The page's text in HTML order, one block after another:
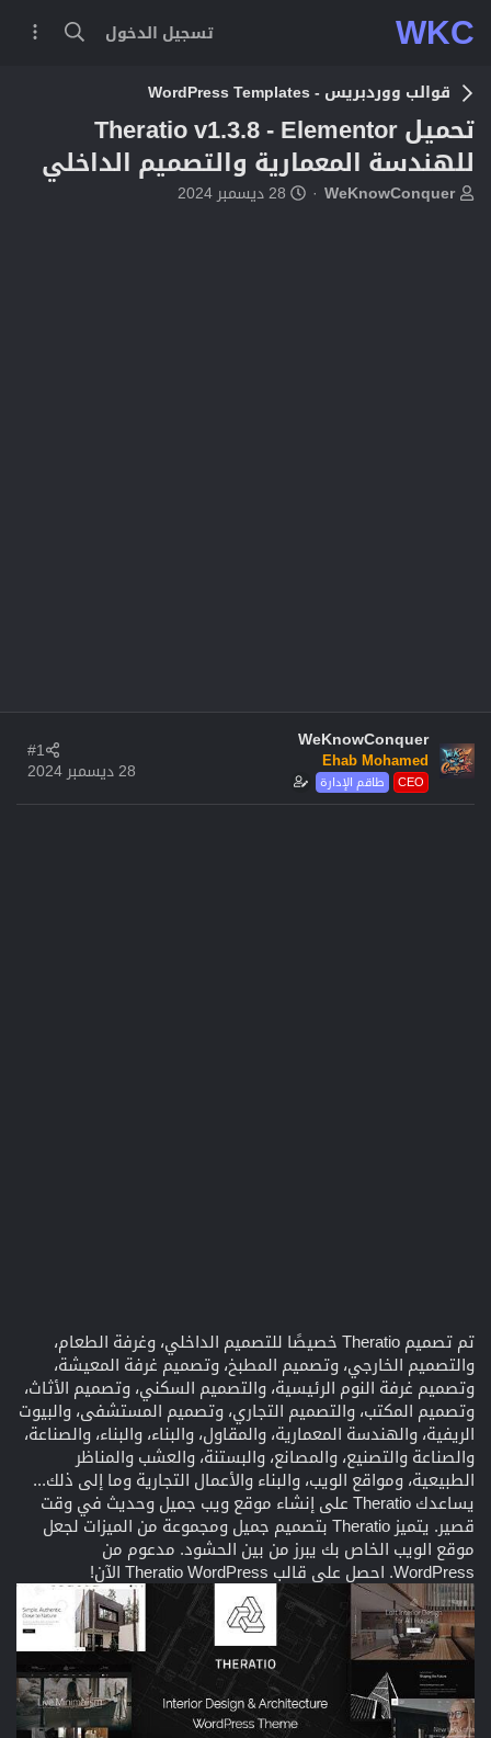
WKC تسجيل الدخول
قوالب ووردبريس - WordPress Templates
تحميل Theratio v1.3.8 - Elementor
للهندسة المعمارية والتصميم الداخلي
بWeKnowConquer
ت28 ديسمبر 2024
WeKnowConquer
Ehab Mohamed
طاقم الإدارة CEO
28 ديسمبر 2024
#1
تم تصميم Theratio خصيصًا للتصميم الداخلي، وغرفة الطعام،
والتصميم الخارجي، وتصميم المطبخ، وتصميم غرفة المعيشة،
وتصميم غرفة النوم الرئيسية، والتصميم السكني، وتصميم الأثاث،
وتصميم المكتب، والتصميم التجاري، وتصميم المستشفى، والبيوت
الريفية، والهندسة المعمارية، والمقاول، والبناء، والبناء، والصناعة،
والصناعة والتصنيع، والمصانع، والبستنة، والعشب والمناظر
الطبيعية، ومواقع الويب، والبناء والأعمال التجارية وما إلى ذلك...
يساعدك Theratio على إنشاء موقع ويب جميل وحديث في وقت
قصير. يتميز Theratio بتصميم جميل ومجموعة من الميزات لجعل
موقع الويب الخاص بك يبرز من بين الحشود. مدعوم من
WordPress. احصل على قالب Theratio WordPress الآن!